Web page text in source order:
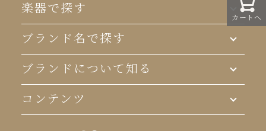
カートへ
ップ
へ
楽器で探す
ブランド名で探す
ブランドについて知る
コンテンツ